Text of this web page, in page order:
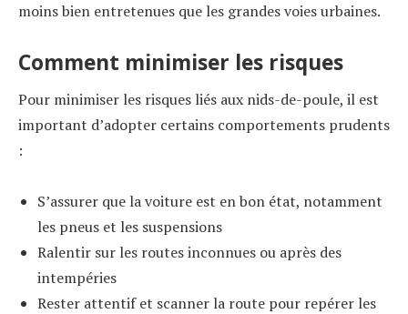
moins bien entretenues que les grandes voies urbaines.
Comment minimiser les risques
Pour minimiser les risques liés aux nids-de-poule, il est
important d’adopter certains comportements prudents
:
S’assurer que la voiture est en bon état, notamment
les pneus et les suspensions
Ralentir sur les routes inconnues ou après des
intempéries
Rester attentif et scanner la route pour repérer les